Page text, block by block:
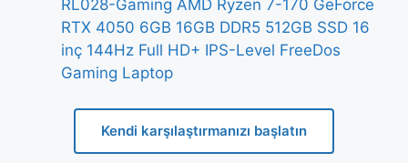
RL028-Gaming AMD Ryzen 7-170 GeForce
RTX 4050 6GB 16GB DDR5 512GB SSD 16
inç 144Hz Full HD+ IPS-Level FreeDos
Gaming Laptop
Kendi karşılaştırmanızı başlatın